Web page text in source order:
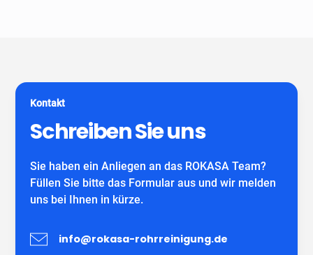
für Schlauchliner. Wir beraten Sie kostenfrei und
individuell nach Ihrem Bedürfnis.
Wir freuen uns auf Ihren Anruf!
Kontakt
Schreiben Sie uns
Sie haben ein Anliegen an das ROKASA Team?
Füllen Sie bitte das Formular aus und wir melden
uns bei Ihnen in kürze.
info@rokasa-rohrreinigung.de